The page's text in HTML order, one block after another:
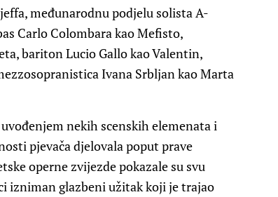
međunarodnu podjelu solista A-
Carlo Colombara kao Mefisto,
bariton Lucio Gallo kao Valentin,
Ivana Srbljan kao Marta
nekih scenskih elemenata i
pjevača djelovala poput prave
operne zvijezde pokazale su svu
izniman glazbeni užitak koji je trajao